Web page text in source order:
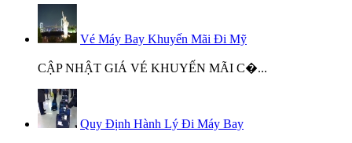
Vé Máy Bay Khuyến Mãi Đi Mỹ
CẬP NHẬT GIÁ VÉ KHUYẾN MÃI C�...
Quy Định Hành Lý Đi Máy Bay